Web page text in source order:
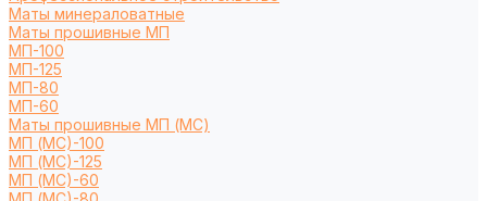
Маты минераловатные
Маты прошивные МП
МП-100
МП-125
МП-80
МП-60
Маты прошивные МП (МС)
МП (МС)-100
МП (МС)-125
МП (МС)-60